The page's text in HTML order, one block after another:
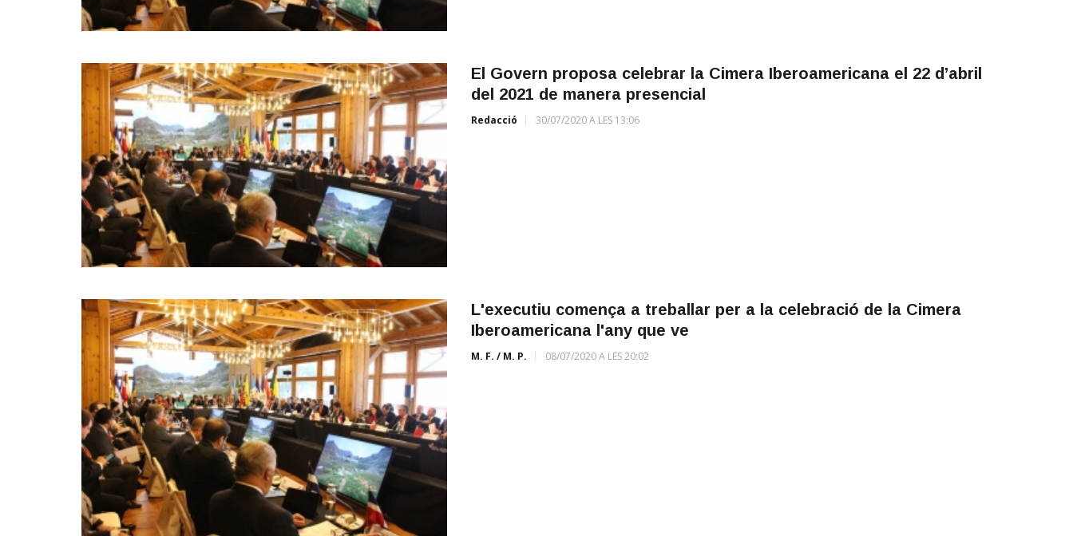
El Govern proposa celebrar la Cimera Iberoamericana el 22 d’abril
del 2021 de manera presencial
Redacció 30/07/2020 A LES 13:06
L'executiu comença a treballar per a la celebració de la Cimera
Iberoamericana l'any que ve
M. F. / M. P. 08/07/2020 A LES 20:02